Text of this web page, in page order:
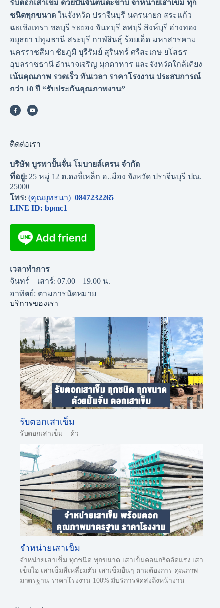
รับตอกเสาเข็ม ด้วยปั้นจั่นตีนตะขาบ จำหน่ายเสาเข็ม ทุก
ชนิดทุกขนาด ในจังหวัด ปราจีนบุรี นครนายก สระแก้ว
ฉะเชิงเทรา ชลบุรี ระยอง จันทบุรี ลพบุรี สิงห์บุรี อ่างทอง
อยุธยา ปทุมธานี สระบุรี กาฬสินธุ์ ร้อยเอ็ด มหาสารคาม
นครราชสีมา ชัยภูมิ บุรีรัมย์ สุรินทร์ ศรีสะเกษ ยโสธร
อุบลราชธานี อำนาจเจริญ มุกดาหาร และจังหวัดใกล้เคียง
เน้นคุณภาพ รวดเร็ว ทันเวลา ราคาโรงงาน ประสบการณ์
กว่า 10 ปี “รับประกันคุณภาพงาน”
ติดต่อเรา
บริษัท บูรพาปั้นจั่น โมบายล์เครน จำกัด
ที่อยู่: 25 หมู่ 12 ต.ดงขี้เหล็ก อ.เมือง จังหวัด ปราจีนบุรี ปณ.
25000
โทร: (คุณยุทธนา) 0847232265
LINE ID: bpmc1
เวลาทำการ
จันทร์ – เสาร์: 07.00 – 19.00 น.
อาทิตย์: ตามการนัดหมาย
บริการของเรา
รับตอกเสาเข็ม
รับตอกเสาเข็ม – ด้ว
จำหน่ายเสาเข็ม
จำหน่ายเสาเข็ม ทุกชนิด ทุกขนาด เสาเข็มคอนกรีตอัดแรง เสา
เข็มไอ เสาเข็มสี่เหลี่ยมตัน เสาเข็มอื่นๆ ตามต้องการ คุณภาพ
มาตรฐาน ราคาโรงงาน 100% มีบริการจัดส่งถึงหน้างาน